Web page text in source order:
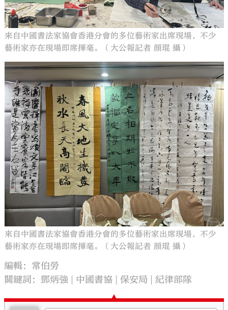
來自中國書法家協會香港分會的多位藝術家出席現場，不少
藝術家亦在現場即席揮毫。（大公報記者 顔琨 攝）
來自中國書法家協會香港分會的多位藝術家出席現場，不少
藝術家亦在現場即席揮毫。（大公報記者 顔琨 攝）
編輯：常伯勞
關鍵詞：鄧炳強 中國書協 保安局 紀律部隊